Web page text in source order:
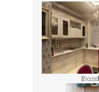
[Кухни]